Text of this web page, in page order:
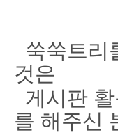
쑥쑥트리
것은
게시판
를 해주신